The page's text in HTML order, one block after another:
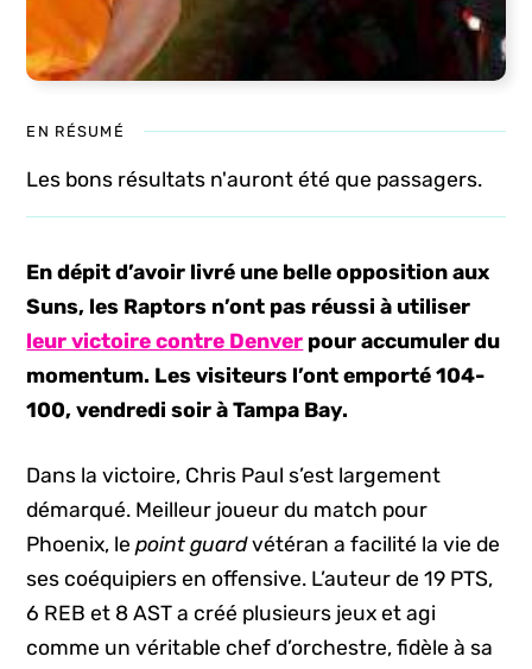
EN RÉSUMÉ
Les bons résultats n'auront été que passagers.
En dépit d’avoir livré une belle opposition aux
Suns, les Raptors n’ont pas réussi à utiliser
leur victoire contre Denver pour accumuler du
momentum. Les visiteurs l’ont emporté 104-
100, vendredi soir à Tampa Bay.
Dans la victoire, Chris Paul s’est largement
démarqué. Meilleur joueur du match pour
Phoenix, lepoint guardvétéran a facilité la vie de
ses coéquipiers en offensive. L’auteur de 19 PTS,
6 REB et 8 AST a créé plusieurs jeux et agi
comme un véritable chef d’orchestre, fidèle à sa